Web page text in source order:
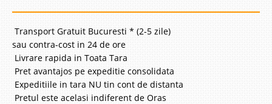
Transport Gratuit Bucuresti * (2-5 zile)
sau contra-cost in 24 de ore
Livrare rapida in Toata Tara
Pret avantajos pe expeditie consolidata
Expeditiile in tara NU tin cont de distanta
Pretul este acelasi indiferent de Oras